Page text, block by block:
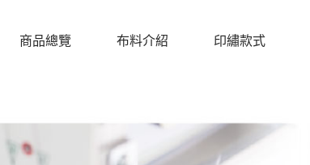
商品總覽 布料介紹 印繡款式